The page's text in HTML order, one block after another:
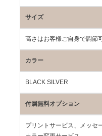
サイズ
高さはお客様ご自身で調節
カラー
BLACK SILVER
付属無料オプション
プリントサービス、メッセ